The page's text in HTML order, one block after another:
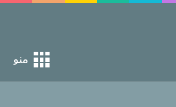
منو
از راه خداست‌!